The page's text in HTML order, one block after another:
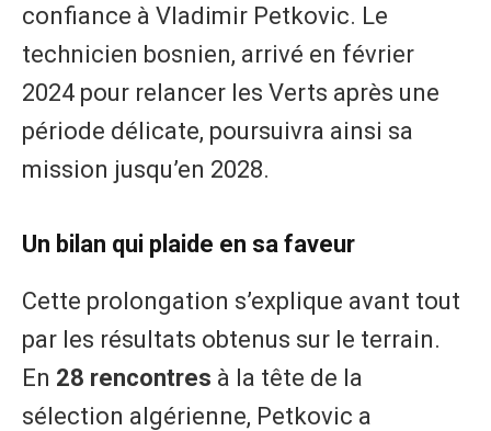
confiance à Vladimir Petkovic. Le
technicien bosnien, arrivé en février
2024 pour relancer les Verts après une
période délicate, poursuivra ainsi sa
mission jusqu’en 2028.
Un bilan qui plaide en sa faveur
Cette prolongation s’explique avant tout
par les résultats obtenus sur le terrain.
En 28 rencontres à la tête de la
sélection algérienne, Petkovic a